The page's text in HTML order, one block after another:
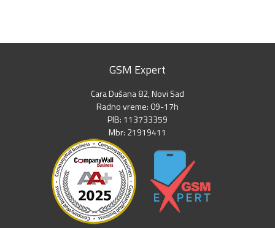
GSM Expert
Cara Dušana 82, Novi Sad
Radno vreme: 09-17h
PIB: 113733359
Mbr: 21919411